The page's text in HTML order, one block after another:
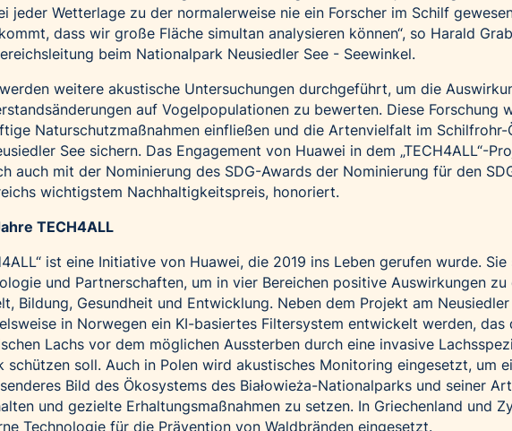
jeder Wetterlage zu der normalerweise nie ein Forscher im Schilf
dass wir große Fläche simultan analysieren können“, so Harald
beim Nationalpark Neusiedler See - Seewinkel.
weitere akustische Untersuchungen durchgeführt, um die
auf Vogelpopulationen zu bewerten. Diese Forschung
Naturschutzmaßnahmen einfließen und die Artenvielfalt im Schilfrohr-
See sichern. Das Engagement von Huawei in dem „TECH4ALL“-
auch mit der Nominierung des SDG-Awards der Nominierung für den
wichtigstem Nachhaltigkeitspreis, honoriert.
TECH4ALL
ist eine Initiative von Huawei, die 2019 ins Leben gerufen wurde.
und Partnerschaften, um in vier Bereichen positive Auswirkungen zu
Bildung, Gesundheit und Entwicklung. Neben dem Projekt am
in Norwegen ein KI-basiertes Filtersystem entwickelt werden, das
Lachs vor dem möglichen Aussterben durch eine invasive
schützen soll. Auch in Polen wird akustisches Monitoring eingesetzt, um
Bild des Ökosystems des Białowieża-Nationalparks und seiner
und gezielte Erhaltungsmaßnahmen zu setzen. In Griechenland und
Technologie für die Prävention von Waldbränden eingesetzt.